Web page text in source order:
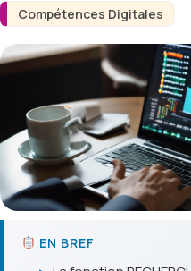
Compétences Digitales
EN BREF